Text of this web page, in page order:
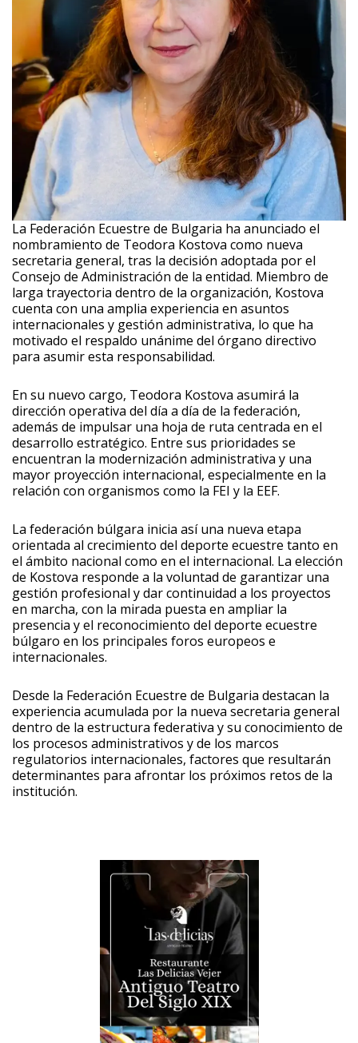
La Federación Ecuestre de Bulgaria ha anunciado el
nombramiento de Teodora Kostova como nueva
secretaria general, tras la decisión adoptada por el
Consejo de Administración de la entidad. Miembro de
larga trayectoria dentro de la organización, Kostova
cuenta con una amplia experiencia en asuntos
internacionales y gestión administrativa, lo que ha
motivado el respaldo unánime del órgano directivo
para asumir esta responsabilidad.
En su nuevo cargo, Teodora Kostova asumirá la
dirección operativa del día a día de la federación,
además de impulsar una hoja de ruta centrada en el
desarrollo estratégico. Entre sus prioridades se
encuentran la modernización administrativa y una
mayor proyección internacional, especialmente en la
relación con organismos como la FEI y la EEF.
La federación búlgara inicia así una nueva etapa
orientada al crecimiento del deporte ecuestre tanto en
el ámbito nacional como en el internacional. La elección
de Kostova responde a la voluntad de garantizar una
gestión profesional y dar continuidad a los proyectos
en marcha, con la mirada puesta en ampliar la
presencia y el reconocimiento del deporte ecuestre
búlgaro en los principales foros europeos e
internacionales.
Desde la Federación Ecuestre de Bulgaria destacan la
experiencia acumulada por la nueva secretaria general
dentro de la estructura federativa y su conocimiento de
los procesos administrativos y de los marcos
regulatorios internacionales, factores que resultarán
determinantes para afrontar los próximos retos de la
institución.